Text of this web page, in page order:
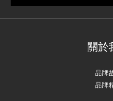
關於
品牌
品牌